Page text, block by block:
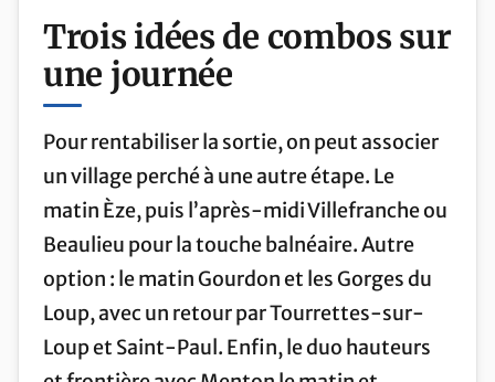
Trois idées de combos sur
une journée
Pour rentabiliser la sortie, on peut associer
un village perché à une autre étape. Le
matin Èze, puis l’après-midi Villefranche ou
Beaulieu pour la touche balnéaire. Autre
option : le matin Gourdon et les Gorges du
Loup, avec un retour par Tourrettes-sur-
Loup et Saint-Paul. Enfin, le duo hauteurs